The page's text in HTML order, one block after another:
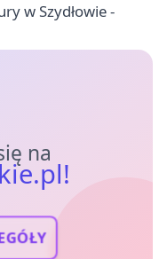
w Szydłowie -
na